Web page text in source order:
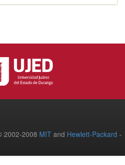
2002-2008 MIT and Hewlett-Packard -